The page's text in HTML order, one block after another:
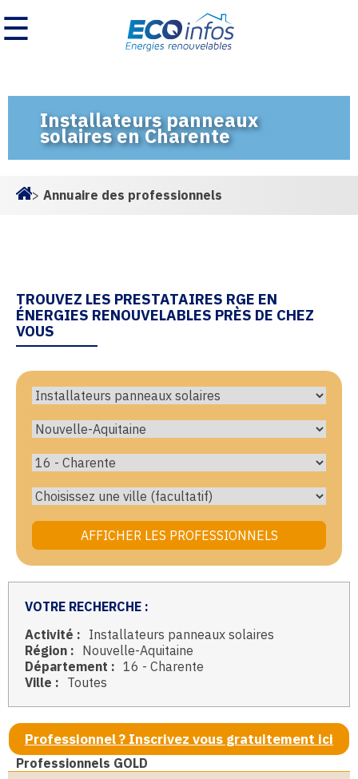
☰
Installateurs panneaux
solaires en Charente
> Annuaire des professionnels
TROUVEZ LES PRESTATAIRES RGE EN
ÉNERGIES RENOUVELABLES PRÈS DE CHEZ
VOUS
VOTRE RECHERCHE :
Activité : Installateurs panneaux solaires
Région : Nouvelle-Aquitaine
Département : 16 - Charente
Ville : Toutes
Professionnel ? Inscrivez vous gratuitement ici
Professionnels GOLD